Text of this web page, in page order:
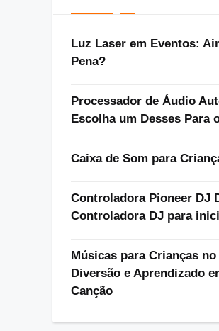
Luz Laser em Eventos:
Pena?
Processador de Áudio
Escolha um Desses Para
Caixa de Som para
Controladora Pioneer DJ
Controladora DJ para
Músicas para Crianças no
Diversão e Aprendizado
Canção